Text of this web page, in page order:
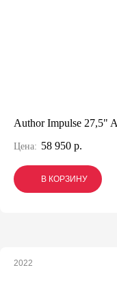
Author Impulse 27,5"
Цена: 58 950 р.
В КОРЗИНУ
В КОРЗИНУ
В КОРЗИНУ
2022